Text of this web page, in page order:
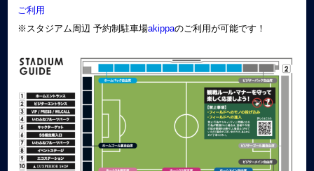
ご利用
※スタジアム周辺 予約制駐車場akippaのご利用が可能です！